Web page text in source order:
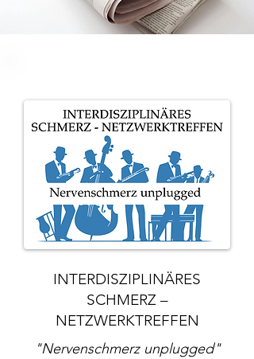
INTERDISZIPLINÄRES
SCHMERZ –
NETZWERKTREFFEN
"Nervenschmerz unplugged"